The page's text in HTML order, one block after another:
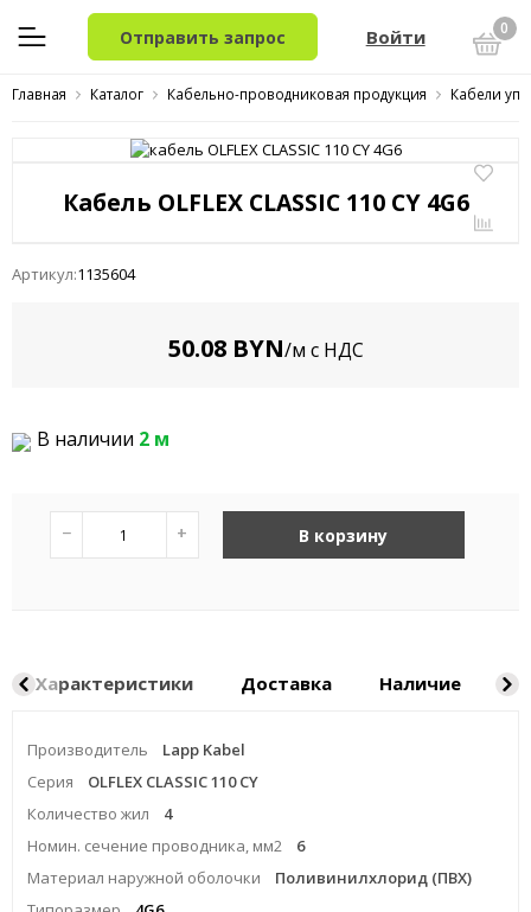
Отправить запрос Войти 0
Главная Каталог Кабельно-проводниковая продукция Кабели
Кабель OLFLEX CLASSIC 110 CY 4G6
Артикул:1135604
50.08 BYN/м с НДС
В наличии 2 м
− + В корзину
Характеристики Доставка Наличие
Производитель
Lapp Kabel
Серия
OLFLEX CLASSIC 110 CY
Количество жил
4
Номин. сечение проводника, мм2
6
Материал наружной оболочки
Поливинилхлорид (ПВХ)